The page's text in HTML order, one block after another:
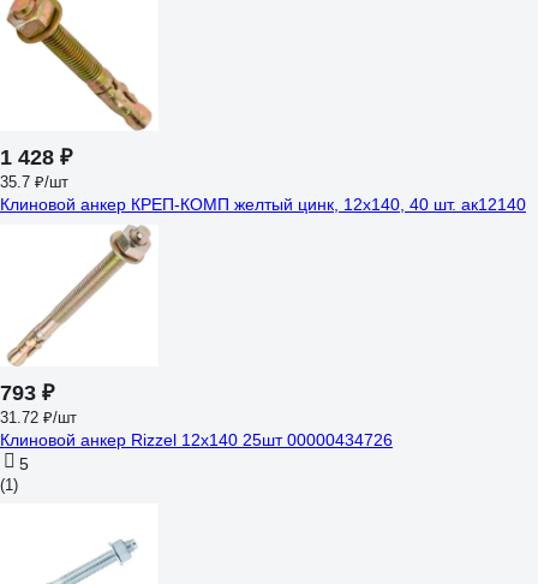
1 428 ₽
35.7 ₽/шт
Клиновой анкер КРЕП-КОМП желтый цинк, 12x140, 40 шт. ак12140
793 ₽
31.72 ₽/шт
Клиновой анкер Rizzel 12x140 25шт 00000434726
5
(1)